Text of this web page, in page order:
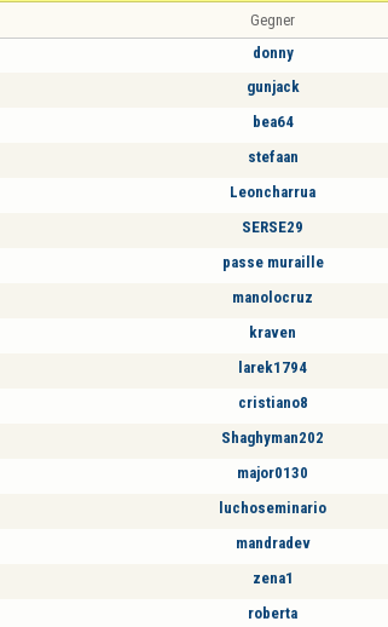
Gegner
donny
gunjack
bea64
stefaan
Leoncharrua
SERSE29
passe muraille
manolocruz
kraven
larek1794
cristiano8
Shaghyman202
major0130
luchoseminario
mandradev
zena1
roberta